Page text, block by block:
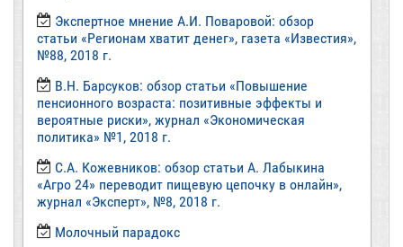
Экспертное мнение А.И. Поваровой: обзор
статьи «Регионам хватит денег», газета «Известия»,
№88, 2018 г.
В.Н. Барсуков: обзор статьи «Повышение
пенсионного возраста: позитивные эффекты и
вероятные риски», журнал «Экономическая
политика» №1, 2018 г.
С.А. Кожевников: обзор статьи А. Лабыкина
«Агро 24» переводит пищевую цепочку в онлайн»,
журнал «Эксперт», №8, 2018 г.
Молочный парадокс